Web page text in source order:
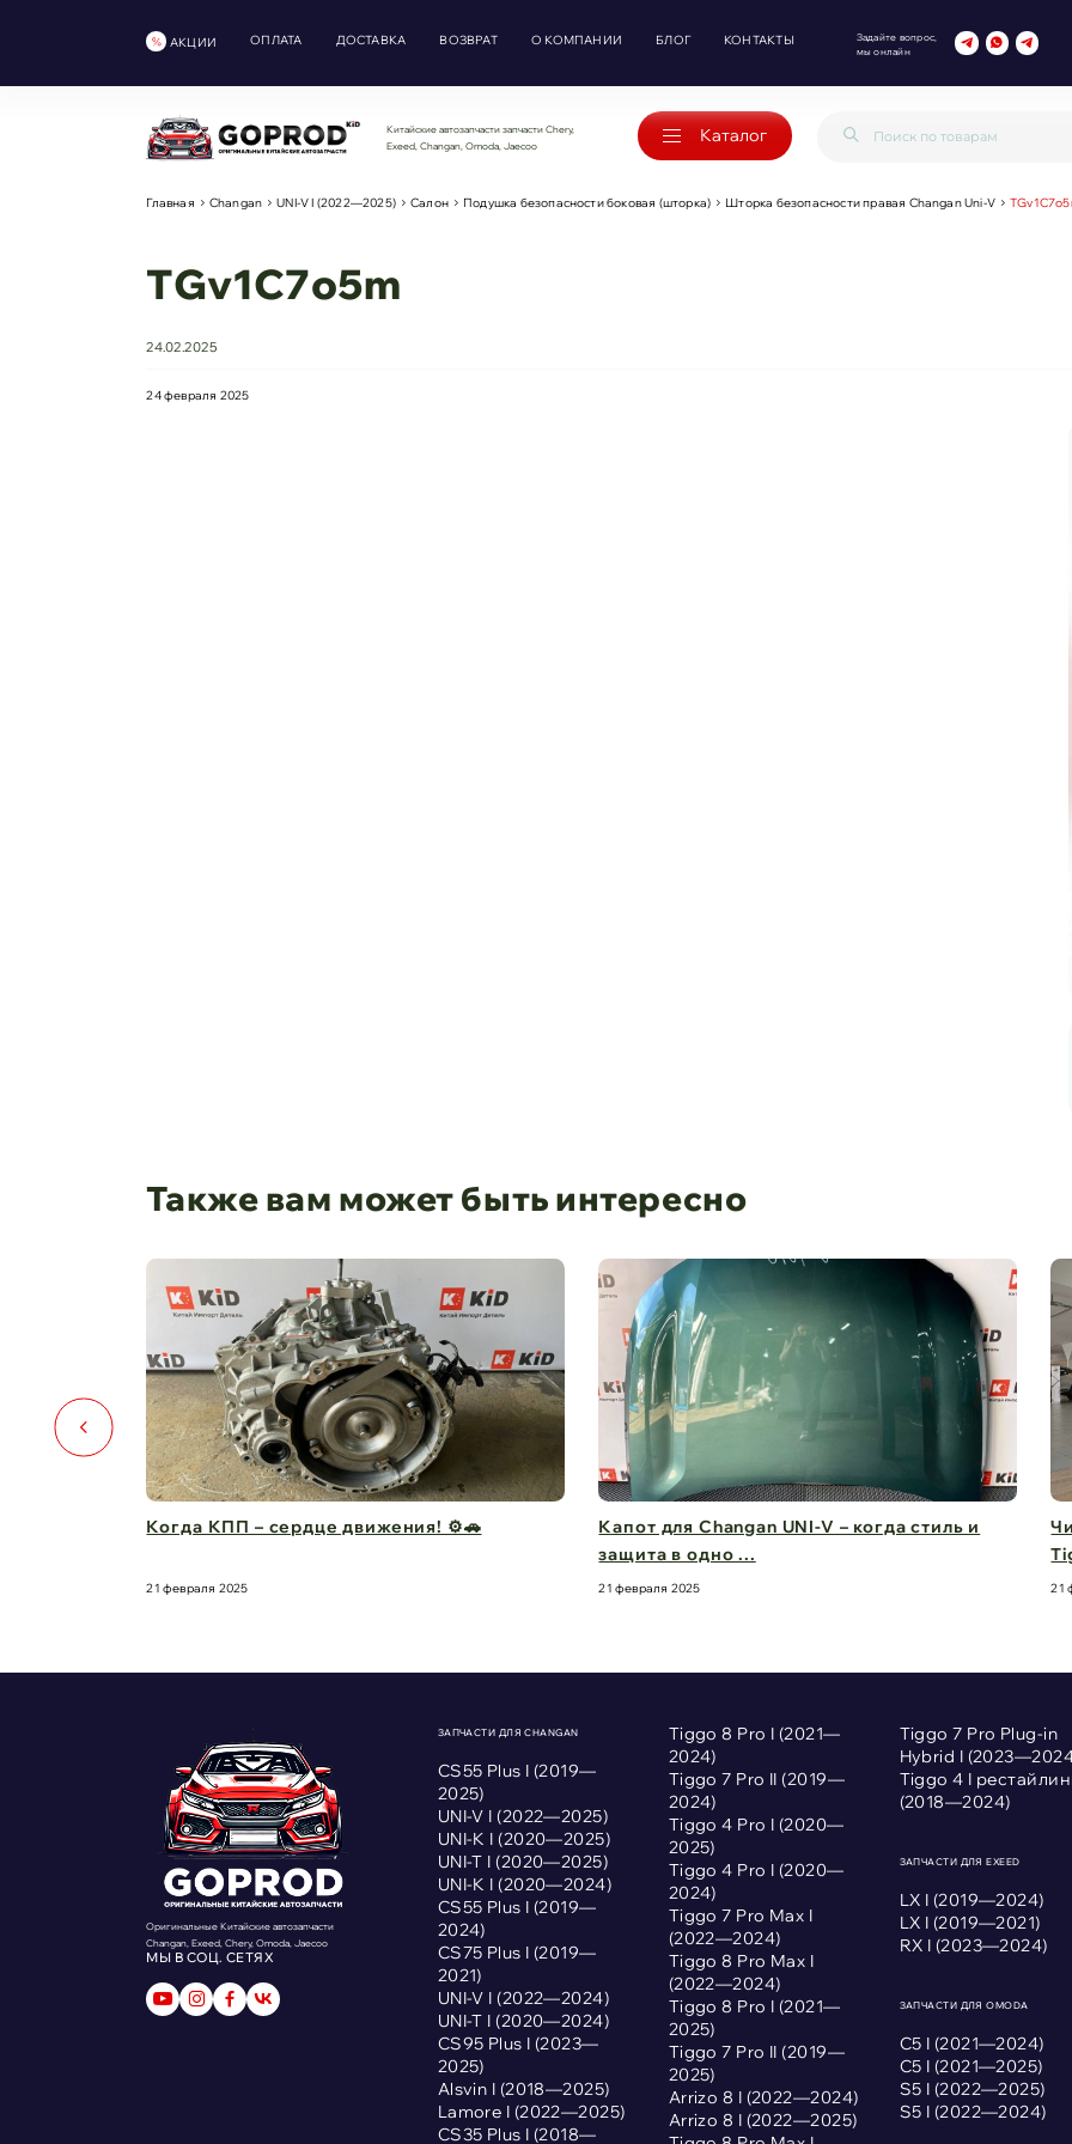
АКЦИИ ОПЛАТА ДОСТАВКА ВОЗВРАТ О КОМПАНИИ БЛОГ КОНТАКТЫ
Задайте вопрос,
мы онлайн
Китайские автозапчасти запчасти Chery,
Exeed, Changan, Omoda, Jaecoo
Каталог
Главная Changan UNI-V I (2022—2025) Салон Подушка безопасности боковая (шторка) Шторка безопасности правая Changan Uni-V
TGv1C7o5m
24.02.2025
24 февраля 2025
Также вам может быть интересно
Капот для Changan UNI-V – когда стиль и
21 февраля 2025
Чистый обзор на 360° – стекла для Chery
Tiggo 8 Pro M ...
21 февраля 2025 21
Оригинальные Китайские автозапчасти
Changan, Exeed, Chery, Omoda, Jaecoo
МЫ В СОЦ. СЕТЯХ
ЗАПЧАСТИ ДЛЯ CHANGAN
CS55 Plus I (2019—
2025)
UNI-V I (2022—2025)
UNI-K I (2020—2025)
UNI-T I (2020—2025)
UNI-K I (2020—2024)
CS55 Plus I (2019—
2024)
CS75 Plus I (2019—
2021)
UNI-V I (2022—2024)
UNI-T I (2020—2024)
CS95 Plus I (2023—
2025)
Alsvin I (2018—2025)
Lamore I (2022—2025)
CS35 Plus I (2018—
Tiggo 8 Pro I (2021—
2024)
Tiggo 7 Pro II (2019—
2024)
Tiggo 4 Pro I (2020—
2025)
Tiggo 4 Pro I (2020—
2024)
Tiggo 7 Pro Max I
(2022—2024)
Tiggo 8 Pro Max I
(2022—2024)
Tiggo 8 Pro I (2021—
2025)
Tiggo 7 Pro II (2019—
2025)
Arrizo 8 I (2022—2024)
Arrizo 8 I (2022—2025)
Tiggo 7 Pro Plug-in
Hybrid I
Tiggo 4 I
(2018—2024)
ЗАПЧАСТИ ДЛЯ EXEED
LX I (2019—2024)
LX I (2019—2021)
RX I (2023—2024)
ЗАПЧАСТИ ДЛЯ OMODA
С5 I (2021—2024)
С5 I (2021—2025)
S5 I (2022—2025)
S5 I (2022—2024)